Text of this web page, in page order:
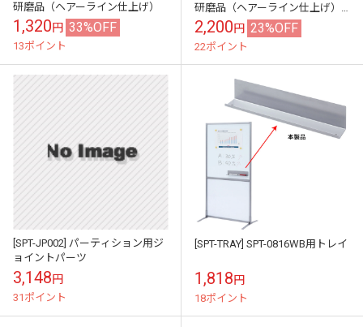
研磨品（ヘアーライン仕上げ）
1,320円 33%OFF
13ポイント
研磨品（ヘアーライン仕上げ）
サイズ：550㎜ｘ150㎜ 厚み
0.5mm
2,200円 23%OFF
22ポイント
[SPT-JP002] パーティション用ジ
ョイントパーツ
3,148円
31ポイント
[SPT-TRAY] SPT-0816WB用トレイ
1,818円
18ポイント